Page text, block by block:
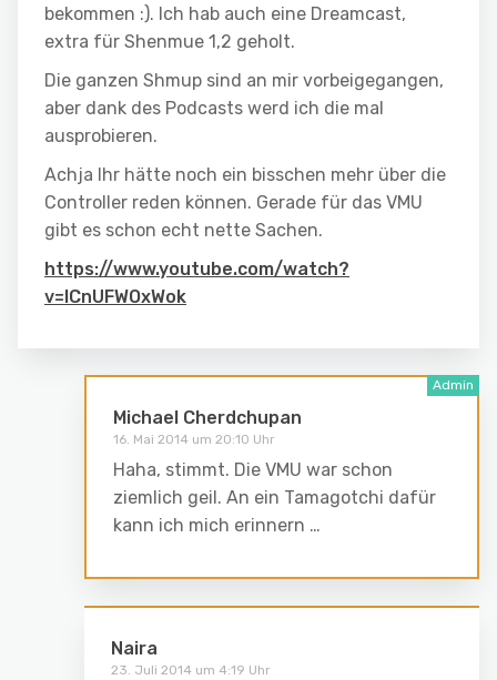
bekommen :). Ich hab auch eine Dreamcast,
extra für Shenmue 1,2 geholt.
Die ganzen Shmup sind an mir vorbeigegangen,
aber dank des Podcasts werd ich die mal
ausprobieren.
Achja Ihr hätte noch ein bisschen mehr über die
Controller reden können. Gerade für das VMU
gibt es schon echt nette Sachen.
https://www.youtube.com/watch?
v=ICnUFWOxWok
Michael Cherdchupan
16. Mai 2014 um 20:10 Uhr
Haha, stimmt. Die VMU war schon
ziemlich geil. An ein Tamagotchi dafür
kann ich mich erinnern …
Naira
23. Juli 2014 um 4:19 Uhr